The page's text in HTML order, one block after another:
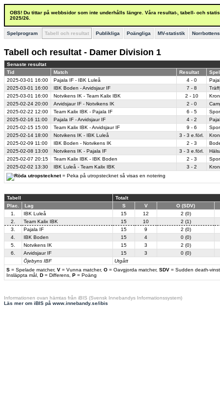
OBS! Du tittar på webbsidor som inte underhålls längre. Våra resultat-, tabell- och
2025/26.
Spelprogram Tabell och resultat Publikliga Poängliga MV-statistik
Tabell och resultat - Damer Division 1
Senaste resultat
Tid
Match Resultat
= Peka på utropstecknet så visas en notering
2025-03-01 16:00 Pajala IF - IBK Luleå 4 - 0
2025-03-01 16:00 IBK Boden - Arvidsjaur IF 7 - 8
2025-03-01 16:00 Notvikens IK - Team Kalix IBK 2 - 10
2025-02-24 20:00 Arvidsjaur IF - Notvikens IK 2 - 0
2025-02-22 12:00 Team Kalix IBK - Pajala IF 6 - 5
2025-02-16 11:00 Pajala IF - Arvidsjaur IF 4 - 2
2025-02-15 15:00 Team Kalix IBK - Arvidsjaur IF 9 - 6
2025-02-14 18:00 Notvikens IK - IBK Luleå 3 - 3 e.förl.
2025-02-09 11:00 IBK Boden - Notvikens IK 2 - 3
2025-02-08 13:00 Notvikens IK - Pajala IF 3 - 3 e.förl.
2025-02-07 20:15 Team Kalix IBK - IBK Boden 2 - 3
2025-02-02 13:30 IBK Luleå - Team Kalix IBK 3 - 2
Tabell
Totalt
Plac.
Lag S V O (SDV)
S = Spelade matcher, V = Vunna matcher, O = Oavgjorda matcher, SDV = Sudden death-
Insläppta mål, D = Differens, P = Poäng
1. IBK Luleå 15 12
2 (0)
2.
Team Kalix IBK 15 10
2 (1)
3.
Pajala IF 15 9
2 (0)
4.
IBK Boden 15 4
0 (0)
5.
Notvikens IK 15 3
2 (0)
6.
Arvidsjaur IF 15 3
0 (0)
Öjebyns IBF
Utgått
Informationen ovan hämtas från iBIS (Svensk Innebandys Informationssystem)
Läs mer om iBIS på www.innebandy.se/ibis